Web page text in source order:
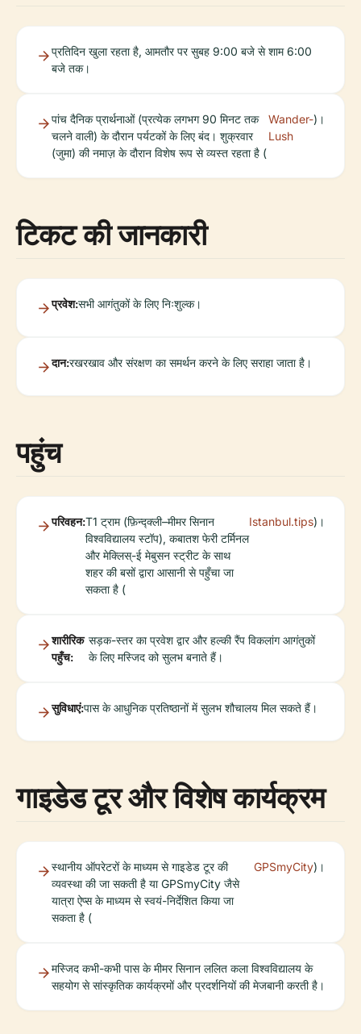
प्रतिदिन खुला रहता है, आमतौर पर सुबह 9:00 बजे से शाम 6:00
बजे तक।
पांच दैनिक प्रार्थनाओं (प्रत्येक लगभग 90 मिनट तक
चलने वाली) के दौरान पर्यटकों के लिए बंद। शुक्रवार
(जुमा) की नमाज़ के दौरान विशेष रूप से व्यस्त रहता है (
Wander-
Lush
)।
टिकट की जानकारी
प्रवेश:सभी आगंतुकों के लिए निःशुल्क।
दान:रखरखाव और संरक्षण का समर्थन करने के लिए सराहा जाता है।
पहुंच
परिवहन:T1 ट्राम (फ़िन्द्क्ली–मीमर सिनान
विश्वविद्यालय स्टॉप), कबातश फेरी टर्मिनल
और मेक्लिस्-ई मेबुसन स्ट्रीट के साथ
शहर की बसों द्वारा आसानी से पहुँचा जा
सकता है (
Istanbul.tips)।
शारीरिक
पहुँच:
सड़क-स्तर का प्रवेश द्वार और हल्की रैंप विकलांग आगंतुकों
के लिए मस्जिद को सुलभ बनाते हैं।
सुविधाएं:पास के आधुनिक प्रतिष्ठानों में सुलभ शौचालय मिल सकते हैं।
गाइडेड टूर और विशेष कार्यक्रम
स्थानीय ऑपरेटरों के माध्यम से गाइडेड टूर की
व्यवस्था की जा सकती है या GPSmyCity जैसे
यात्रा ऐप्स के माध्यम से स्वयं-निर्देशित किया जा
सकता है (
GPSmyCity)।
मस्जिद कभी-कभी पास के मीमर सिनान ललित कला विश्वविद्यालय के
सहयोग से सांस्कृतिक कार्यक्रमों और प्रदर्शनियों की मेजबानी करती है।